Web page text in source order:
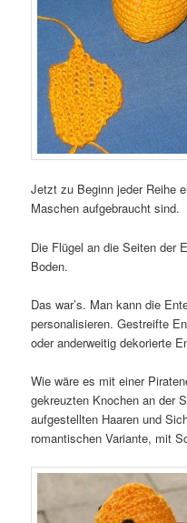
Jetzt zu Beginn jeder Reihe
Maschen aufgebraucht sind.
Die Flügel an die Seiten der
Boden.
Das war’s. Man kann die
personalisieren. Gestreifte
oder anderweitig dekorierte
Wie wäre es mit einer
gekreuzten Knochen an der
aufgestellten Haaren und
romantischen Variante, mit